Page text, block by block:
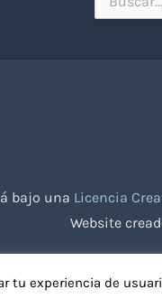
por:
bajo una Licencia
Website
tu experiencia de